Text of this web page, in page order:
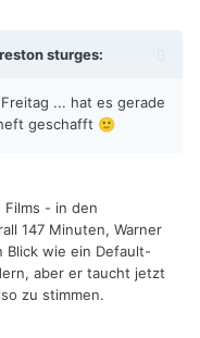
sturges:
... hat es gerade
geschafft 🙂
- in den
147 Minuten, Warner
Blick wie ein Default-
aber er taucht jetzt
zu stimmen.